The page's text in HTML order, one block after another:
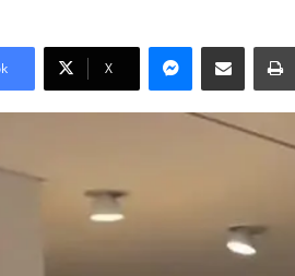
X
Messenger
Pošalji preko E-Maila